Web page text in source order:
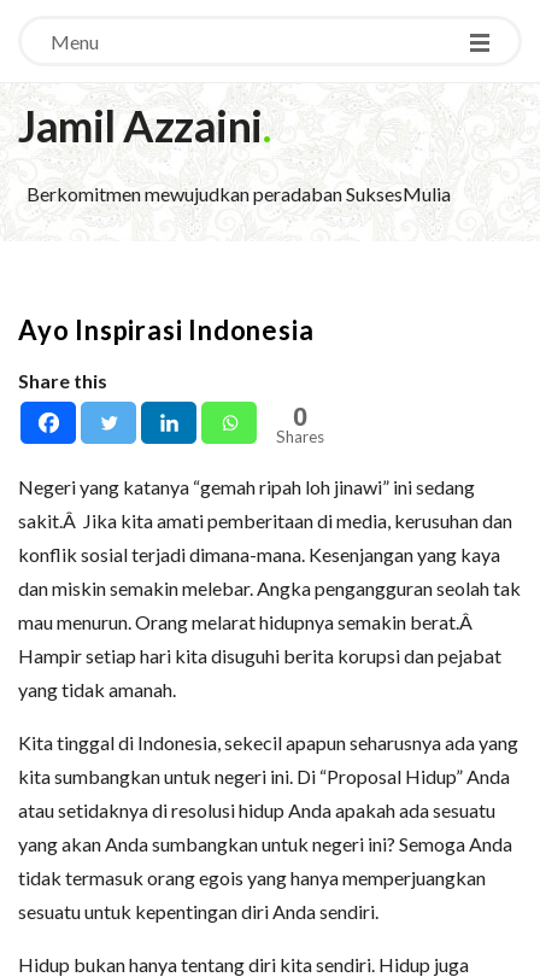
Menu
Jamil Azzaini.
Berkomitmen mewujudkan peradaban SuksesMulia
Ayo Inspirasi Indonesia
Share this
0
Shares
Negeri yang katanya “gemah ripah loh jinawi” ini sedang
sakit.Â Jika kita amati pemberitaan di media, kerusuhan dan
konflik sosial terjadi dimana-mana. Kesenjangan yang kaya
dan miskin semakin melebar. Angka pengangguran seolah tak
mau menurun. Orang melarat hidupnya semakin berat.Â
Hampir setiap hari kita disuguhi berita korupsi dan pejabat
yang tidak amanah.
Kita tinggal di Indonesia, sekecil apapun seharusnya ada yang
kita sumbangkan untuk negeri ini. Di “Proposal Hidup” Anda
atau setidaknya di resolusi hidup Anda apakah ada sesuatu
yang akan Anda sumbangkan untuk negeri ini? Semoga Anda
tidak termasuk orang egois yang hanya memperjuangkan
sesuatu untuk kepentingan diri Anda sendiri.
Hidup bukan hanya tentang diri kita sendiri. Hidup juga